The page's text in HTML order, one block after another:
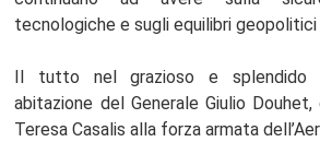
tecnologiche e sugli equilibri
Il tutto nel grazioso e splendido
abitazione del Generale Giulio
Teresa Casalis alla forza armata